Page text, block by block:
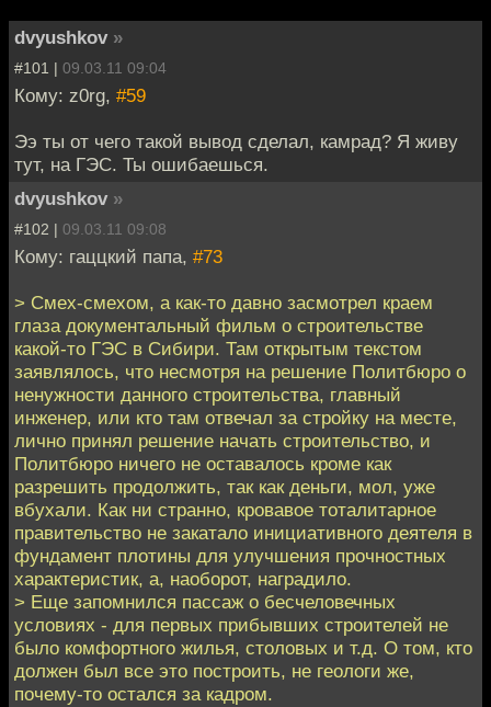
dvyushkov »
#101 | 09.03.11 09:04
Кому: z0rg, #59
Ээ ты от чего такой вывод сделал, камрад? Я живу
тут, на ГЭС. Ты ошибаешься.
dvyushkov »
#102 | 09.03.11 09:08
Кому: гаццкий папа, #73
> Смех-смехом, а как-то давно засмотрел краем
глаза документальный фильм о строительстве
какой-то ГЭС в Сибири. Там открытым текстом
заявлялось, что несмотря на решение Политбюро о
ненужности данного строительства, главный
инженер, или кто там отвечал за стройку на месте,
лично принял решение начать строительство, и
Политбюро ничего не оставалось кроме как
разрешить продолжить, так как деньги, мол, уже
вбухали. Как ни странно, кровавое тоталитарное
правительство не закатало инициативного деятеля в
фундамент плотины для улучшения прочностных
характеристик, а, наоборот, наградило.
> Еще запомнился пассаж о бесчеловечных
условиях - для первых прибывших строителей не
было комфортного жилья, столовых и т.д. О том, кто
должен был все это построить, не геологи же,
почему-то остался за кадром.